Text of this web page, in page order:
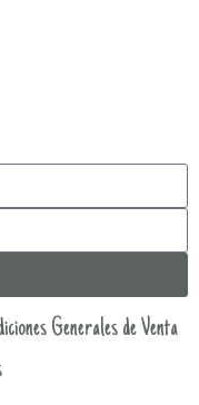
Generales de Venta